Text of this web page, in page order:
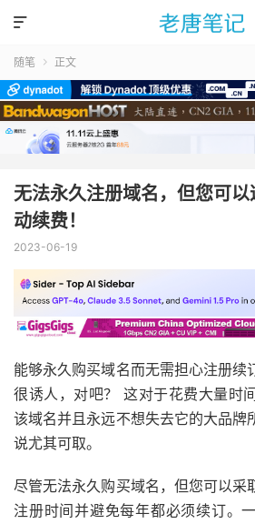

随笔  正文
无法永久注册域名，但您可以
动续费！
2023-06-19
能够永久购买域名而无需担心注册续
很诱人，对吧？ 这对于花费大量时
该域名并且永远不想失去它的大品牌
说尤其可取。
尽管无法永久购买域名，但您可以采
注册时间并避免每年都必须续订。